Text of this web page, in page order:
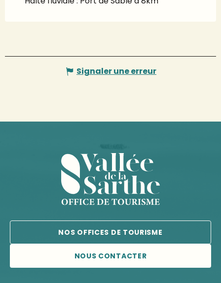
Signaler une erreur
NOS OFFICES DE TOURISME
NOUS CONTACTER